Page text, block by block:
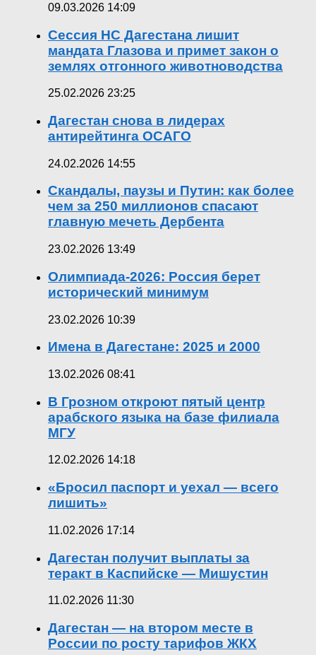
09.03.2026 14:09
Сессия НС Дагестана лишит
мандата Глазова и примет закон о
землях отгонного животноводства
25.02.2026 23:25
Дагестан снова в лидерах
антирейтинга ОСАГО
24.02.2026 14:55
Скандалы, паузы и Путин: как более
чем за 250 миллионов спасают
главную мечеть Дербента
23.02.2026 13:49
Олимпиада-2026: Россия берет
исторический минимум
23.02.2026 10:39
Имена в Дагестане: 2025 и 2000
13.02.2026 08:41
В Грозном откроют пятый центр
арабского языка на базе филиала
МГУ
12.02.2026 14:18
«Бросил паспорт и уехал — всего
лишить»
11.02.2026 17:14
Дагестан получит выплаты за
теракт в Каспийске — Мишустин
11.02.2026 11:30
Дагестан — на втором месте в
России по росту тарифов ЖКХ